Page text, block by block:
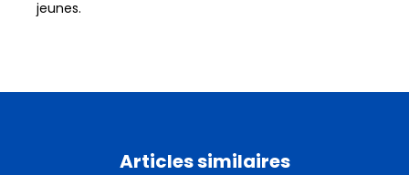
jeunes.
Articles similaires